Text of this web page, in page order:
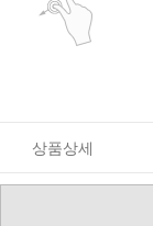
상품상세